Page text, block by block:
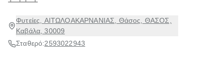
Φυτείες, ΑΙΤΩΛΟΑΚΑΡΝΑΝΙΑΣ, Θάσος, ΘΑΣΟΣ,
Καβάλα, 30009
Σταθερό:2593022943